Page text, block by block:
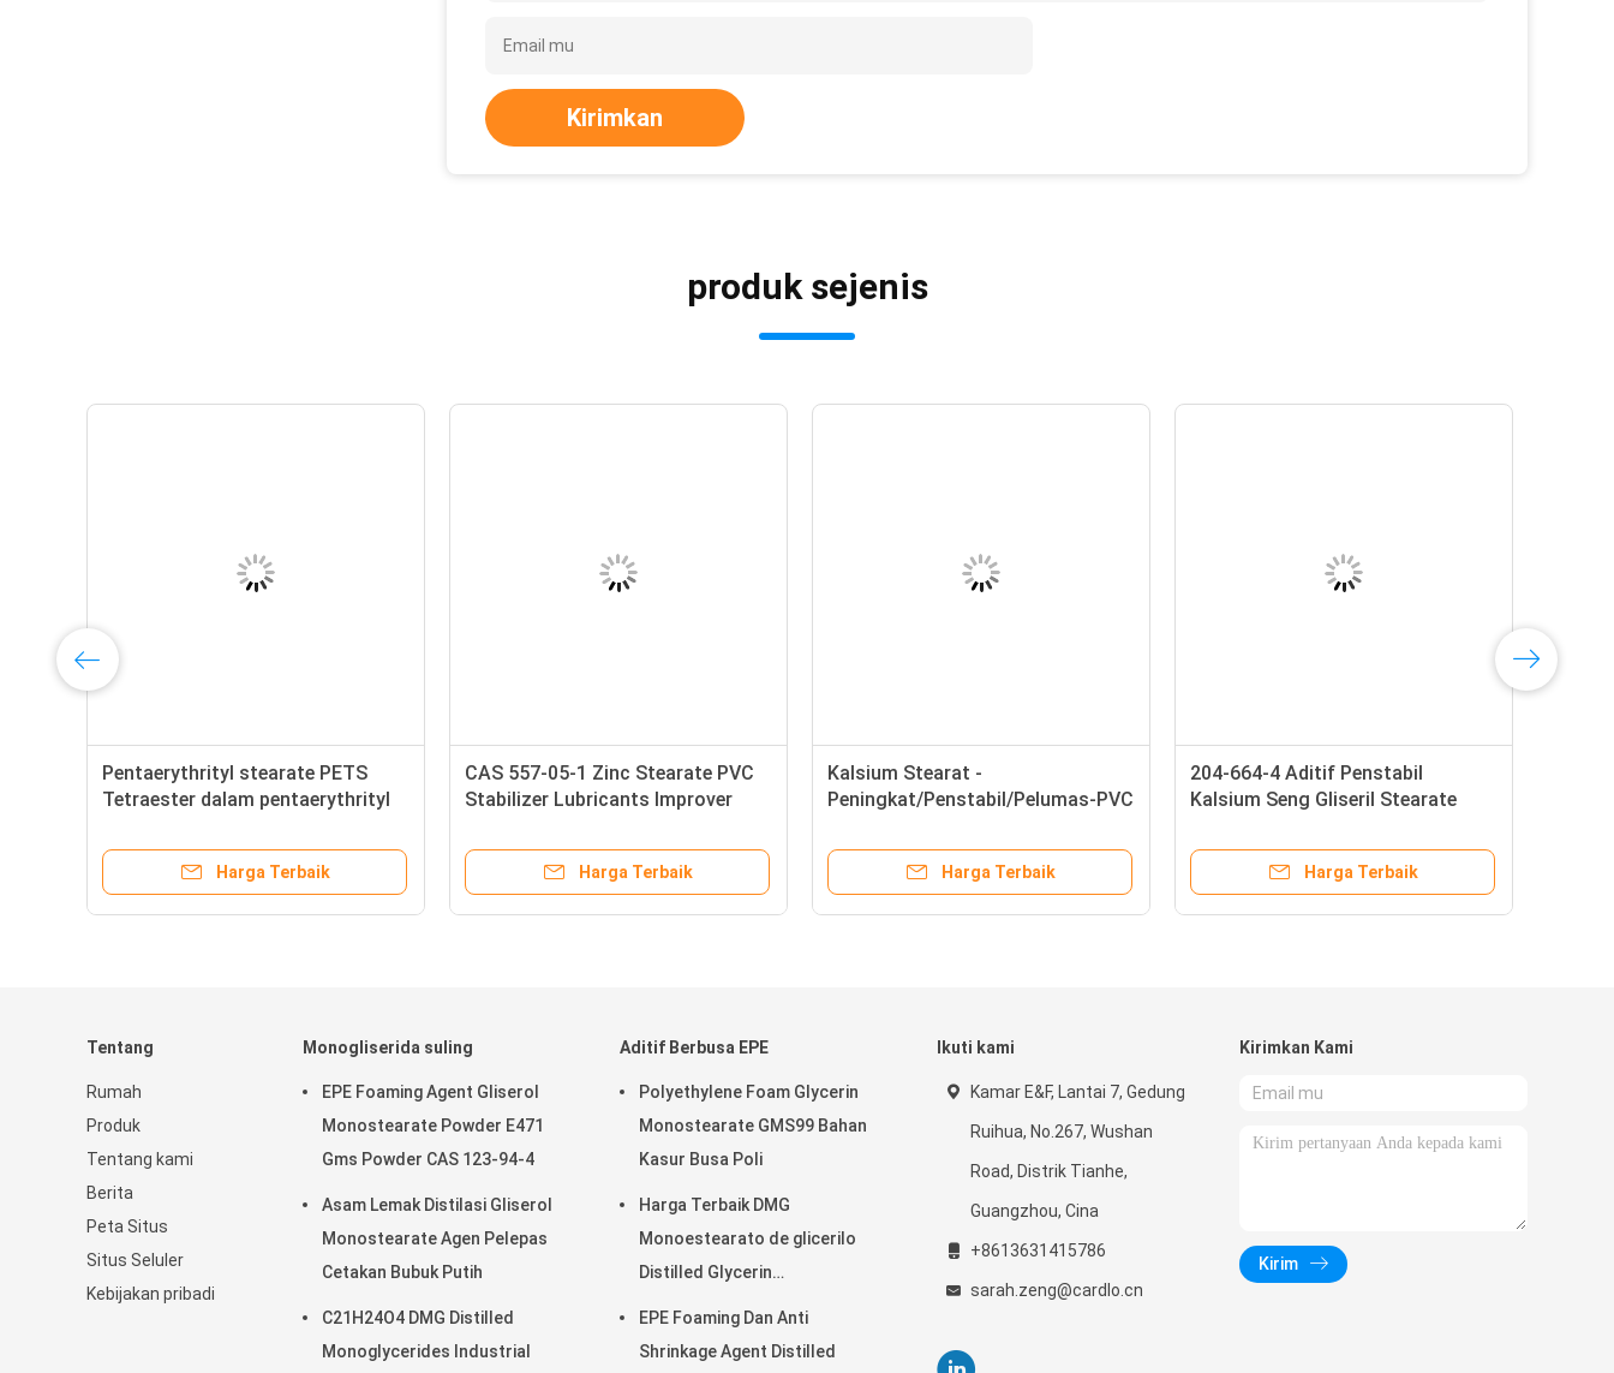
Kirimkan
produk sejenis
Pentaerythrityl stearate PETS
Tetraester dalam pentaerythrityl
Harga Terbaik
CAS 557-05-1 Zinc Stearate PVC
Stabilizer Lubricants Improver
Harga Terbaik
Kalsium Stearat -
Peningkat/Penstabil/Pelumas-PVC
Harga Terbaik
204-664-4 Aditif Penstabil
Kalsium Seng Gliseril Stearate
Harga Terbaik
Tentang
Rumah
Produk
Tentang kami
Berita
Peta Situs
Situs Seluler
Kebijakan pribadi
Monogliserida suling
EPE Foaming Agent Gliserol
Monostearate Powder E471
Gms Powder CAS 123-94-4
Asam Lemak Distilasi Gliserol
Monostearate Agen Pelepas
Cetakan Bubuk Putih
C21H24O4 DMG Distilled
Monoglycerides Industrial
Aditif Berbusa EPE
Polyethylene Foam Glycerin
Monostearate GMS99 Bahan
Kasur Busa Poli
Harga Terbaik DMG
Monoestearato de glicerilo
Distilled Glycerin
EPE Foaming Dan Anti
Shrinkage Agent Distilled
Ikuti kami
Kamar E&F, Lantai 7, Gedung
Ruihua, No.267, Wushan
Road, Distrik Tianhe,
Guangzhou, Cina
+8613631415786
sarah.zeng@cardlo.cn
Kirimkan Kami
Kirim